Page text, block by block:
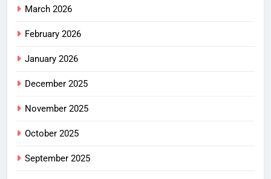
March 2026
February 2026
January 2026
December 2025
November 2025
October 2025
September 2025